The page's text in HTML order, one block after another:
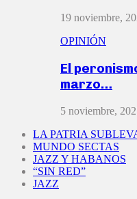
19 noviembre,
OPINIÓN
El
marzo…
5 noviembre,
LA PATRIA
MUNDO SECTAS
JAZZ Y HABANOS
“SIN RED”
JAZZ